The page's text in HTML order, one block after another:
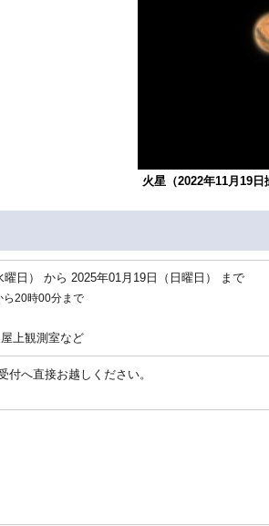
火星（2022年11月19日
日） から 2025年01月19日（日曜日） まで
20時00分まで
上観測室など
へ直接お越しください。